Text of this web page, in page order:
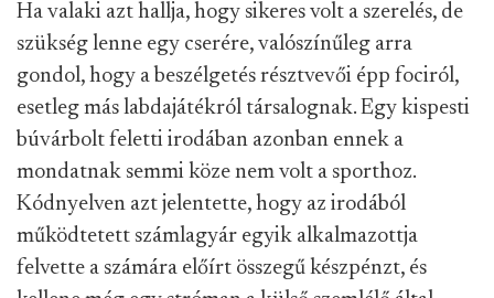
Ha valaki azt hallja, hogy sikeres volt a szerelés, de
szükség lenne egy cserére, valószínűleg arra
gondol, hogy a beszélgetés résztvevői épp fociról,
esetleg más labdajátékról társalognak. Egy kispesti
búvárbolt feletti irodában azonban ennek a
mondatnak semmi köze nem volt a sporthoz.
Kódnyelven azt jelentette, hogy az irodából
működtetett számlagyár egyik alkalmazottja
felvette a számára előírt összegű készpénzt, és